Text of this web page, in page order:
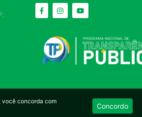
concorda com
Concordo